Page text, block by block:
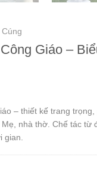
Giáo –
– thiết kế trang
nhà thờ. Chế tác từ
gian.